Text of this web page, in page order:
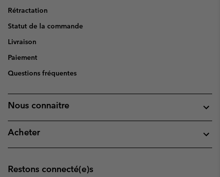
Rétractation
Statut de la commande
Livraison
Paiement
Questions fréquentes
Nous connaitre
Acheter
Restons connecté(e)s